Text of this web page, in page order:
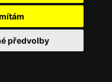
předvolby
zde.